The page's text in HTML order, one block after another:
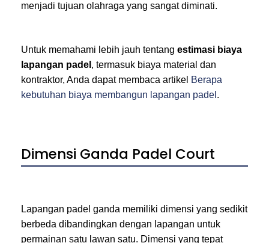
menjadi tujuan olahraga yang sangat diminati.
Untuk memahami lebih jauh tentang estimasi biaya
lapangan padel , termasuk biaya material dan
kontraktor, Anda dapat membaca artikel Berapa
kebutuhan biaya membangun lapangan padel .
Dimensi Ganda Padel Court
Lapangan padel ganda memiliki dimensi yang sedikit
berbeda dibandingkan dengan lapangan untuk
permainan satu lawan satu. Dimensi yang tepat